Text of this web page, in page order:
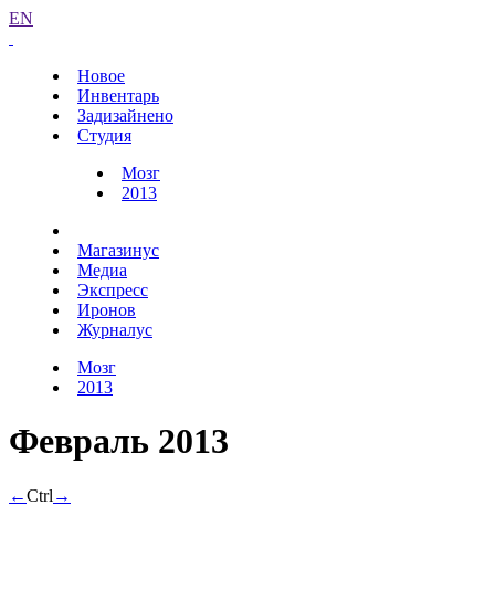
EN
Новое
Инвентарь
Задизайнено
Студия
Мозг
2013
Магазинус
Медиа
Экспресс
Иронов
Журналус
Мозг
2013
Февраль 2013
←Ctrl →